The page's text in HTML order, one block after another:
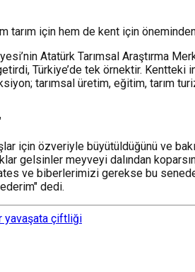
tarım için hem de kent için
Atatürk Tarımsal Araştırma
Türkiye’de tek örnektir.
tarımsal üretim, eğitim, tarım
için özveriyle büyütüldüğünü ve
gelsinler meyveyi dalından
ve biberlerimizi gerekse bu
dedi.
yavaşata çiftliği